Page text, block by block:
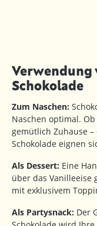
Verwendung
Schokolade
Zum Naschen:
Naschen optimal.
gemütlich Zuhause
Schokolade eignen
Als Dessert: Eine
über das Vanilleeise
mit exklusivem
Als Partysnack: Der